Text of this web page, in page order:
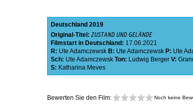
Deutschland 2019
Original-Titel: ZUSTAND UND GELÄNDE
Filmstart in Deutschland: 17.06.2021
R: Ute Adamczewsk B: Ute Adamczewsk P: Ute
Sch: Ute Adamczewsk Ton: Ludwig Berger V:
S: Katharina Meves
Bewerten Sie den Film: Noch keine